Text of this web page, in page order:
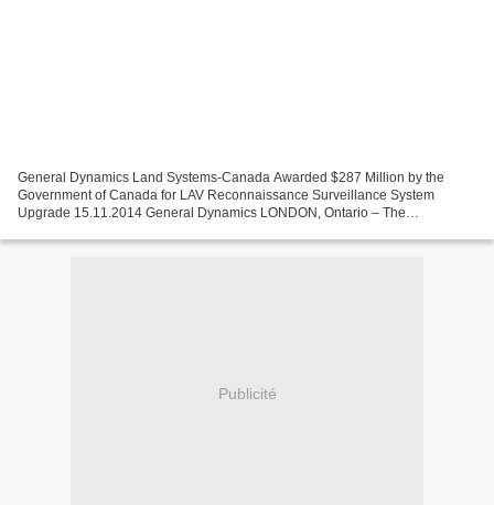
General Dynamics Land Systems-Canada Awarded $287 Million by the
Government of Canada for LAV Reconnaissance Surveillance System
Upgrade 15.11.2014 General Dynamics LONDON, Ontario – The
Publicité